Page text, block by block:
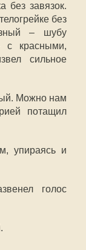
без завязок.
без
– шубу
с красными,
сильное
Можно нам
потащил
упираясь и
голос